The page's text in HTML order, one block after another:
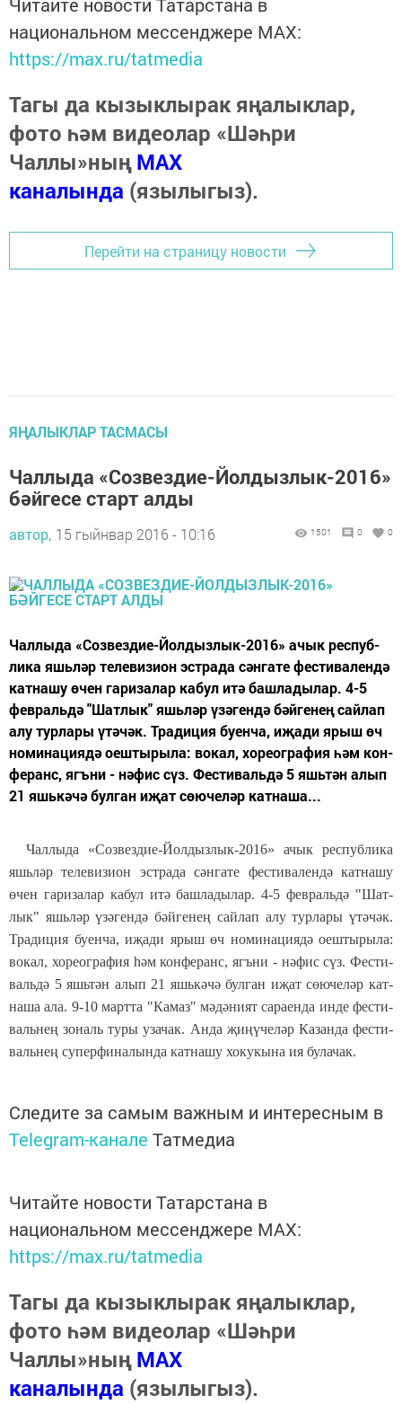
Читайте новости Татарстана в
национальном мессенджере MАХ:
https://max.ru/tatmedia
Тагы да кызыклырак яңалыклар,
фото һәм видеолар «Шәһри
Чаллы»ныңMAX
каналында (язылыгыз).
Перейти на страницу новости
ЯҢАЛЫКЛАР ТАСМАСЫ
Чаллыда «Созвездие-Йолдызлык-2016»
бәйгесе старт алды
автор, 15 гыйнвар 2016 - 10:16 1501 0 0
Чал­лы­да «Соз­вез­дие-Йол­дыз­лык-2016» ачык рес­пуб­
ли­ка яшь­ләр те­ле­ви­зи­он эс­т­ра­да сән­га­те фес­ти­ва­лен­дә
кат­на­шу өчен га­ри­за­лар ка­бул итә баш­ла­ды­лар. 4-5
фев­раль­дә "Шат­лык" яшь­ләр үзә­ген­дә бәй­ге­нең сай­лап
алу тур­ла­ры үтә­чәк. Тра­ди­ция бу­ен­ча, иҗа­ди ярыш өч
но­ми­на­ци­я­дә оеш­ты­ры­ла: во­кал, хо­ре­ог­ра­фия һәм кон­
фе­ранс, ягъ­ни - нә­фис сүз. Фес­ти­валь­дә 5 яшь­тән алып
21 яшь­кә­чә бул­ган иҗат сө­ю­че­ләр кат­на­ша...
Чал­лы­да «Соз­вез­дие-Йол­дыз­лык-2016» ачык рес­пуб­ли­ка
яшь­ләр те­ле­ви­зи­он эс­т­ра­да сән­га­те фес­ти­ва­лен­дә кат­на­шу
өчен га­ри­за­лар ка­бул итә баш­ла­ды­лар. 4-5 фев­раль­дә "Шат­
лык" яшь­ләр үзә­ген­дә бәй­ге­нең сай­лап алу тур­ла­ры үтә­чәк.
Тра­ди­ция бу­ен­ча, иҗа­ди ярыш өч но­ми­на­ци­я­дә оеш­ты­ры­ла:
во­кал, хо­ре­ог­ра­фия һәм кон­фе­ранс, ягъ­ни - нә­фис сүз. Фес­ти­
валь­дә 5 яшь­тән алып 21 яшь­кә­чә бул­ган иҗат сө­ю­че­ләр кат­
на­ша ала. 9-10 март­та "Ка­маз" мә­дә­ни­ят са­ра­ен­да ин­де фес­ти­
валь­нең зо­наль ту­ры уза­чак. Ан­да җи­ңү­че­ләр Ка­зан­да фес­ти­
валь­нең су­пер­фи­на­лын­да кат­на­шу хо­ку­кы­на ия бу­ла­чак.
Следите за самым важным и интересным в
Telegram-канале Татмедиа
Читайте новости Татарстана в
национальном мессенджере MАХ:
https://max.ru/tatmedia
Тагы да кызыклырак яңалыклар,
фото һәм видеолар «Шәһри
Чаллы»ныңMAX
каналында (язылыгыз).